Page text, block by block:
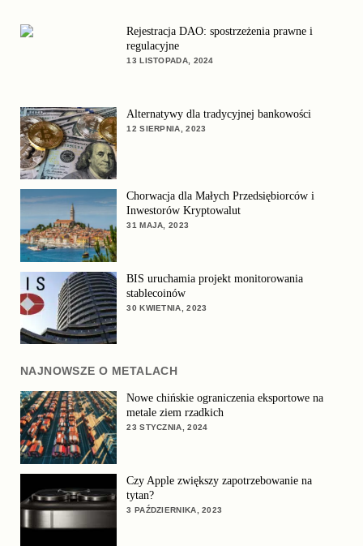
Rejestracja DAO: spostrzeżenia prawne i
regulacyjne
13 LISTOPADA, 2024
Alternatywy dla tradycyjnej bankowości
12 SIERPNIA, 2023
Chorwacja dla Małych Przedsiębiorców i
Inwestorów Kryptowalut
31 MAJA, 2023
BIS uruchamia projekt monitorowania
stablecoinów
30 KWIETNIA, 2023
NAJNOWSZE O METALACH
Nowe chińskie ograniczenia eksportowe na
metale ziem rzadkich
23 STYCZNIA, 2024
Czy Apple zwiększy zapotrzebowanie na
tytan?
3 PAŹDZIERNIKA, 2023